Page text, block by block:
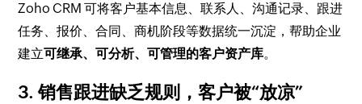
Zoho CRM 可将客户基本信息、联系人、沟通记录、跟进
任务、报价、合同、商机阶段等数据统一沉淀，帮助企业
建立可继承、可分析、可管理的客户资产库。
3. 销售跟进缺乏规则，客户被“放凉”